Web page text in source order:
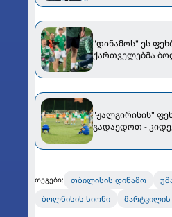
"დინამოს" ეს
ქართველებმა
ავრცელებს
"ჟალგირისის"
გადაედოთ -
თეგები: თბილისის დინამო
ბოლნისის სიონი
მარტვილის